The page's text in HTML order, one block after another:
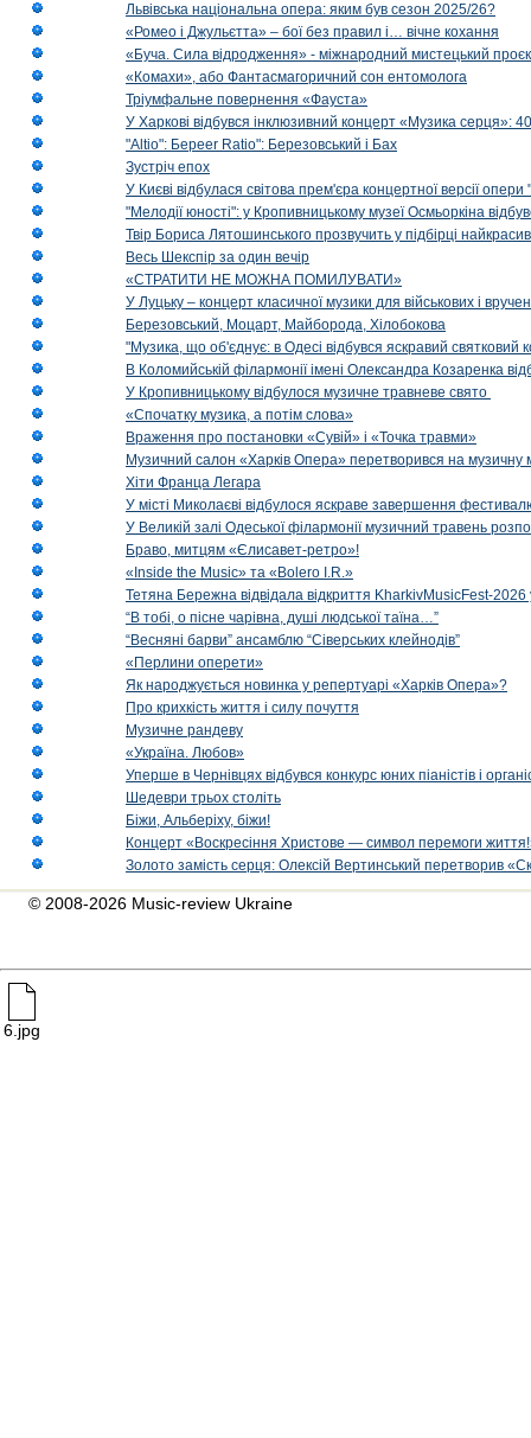
Львівська національна опера: яким був сезон 2025/26?
«Ромео і Джульєтта» – бої без правил і… вічне кохання
«Буча. Сила відродження» - міжнародний мистецький
«Комахи», або Фантасмагоричний сон ентомолога
Тріумфальне повернення «Фауста»
У Харкові відбувся інклюзивний концерт «Музика серця»:
"Altio": Береer Ratio": Березовський і Бах
Зустріч епох
У Києві відбулася світова прем'єра концертної версії
"Мелодії юності": у Кропивницькому музеї Осмьоркіна
Твір Бориса Лятошинського прозвучить у підбірці
Весь Шекспір за один вечір
«СТРАТИТИ НЕ МОЖНА ПОМИЛУВАТИ»
У Луцьку – концерт класичної музики для військових і
Березовський, Моцарт, Майборода, Хілобокова
"Музика, що об'єднує: в Одесі відбувся яскравий
В Коломийській філармонії імені Олександра Козаренка
У Кропивницькому відбулося музичне травневе свято
«Спочатку музика, а потім слова»
Враження про постановки «Сувій» і «Точка травми»
Музичний салон «Харків Опера» перетворився на музичну
Хіти Франца Легара
У місті Миколаєві відбулося яскраве завершення
У Великій залі Одеської філармонії музичний травень
Браво, митцям «Єлисавет-ретро»!
«Inside the Music» та «Bolero I.R.»
Тетяна Бережна відвідала відкриття KharkivMusicFest-2026
“В тобі, о пісне чарівна, душі людської таїна…”
“Весняні барви” ансамблю “Сіверських клейнодів”
«Перлини оперети»
Як народжується новинка у репертуарі «Харків Опера»?
Про крихкість життя і силу почуття
Музичне рандеву
«Україна. Любов»
Уперше в Чернівцях відбувся конкурс юних піаністів і
Шедеври трьох століть
Біжи, Альберіху, біжи!
Концерт «Воскресіння Христове — символ перемоги
Золото замість серця: Олексій Вертинський перетворив
© 2008-2026 Music-review Ukraine
6.jpg